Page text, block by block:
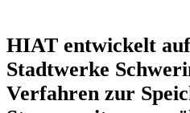
HIAT entwickelt
Stadtwerke
Verfahren zur